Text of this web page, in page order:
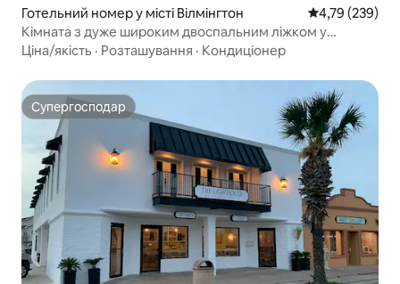
Готельний номер у місті Вілмінгтон Середня
4,79 (239)
Кімната з дуже широким двоспальним ліжком у
трикутному зрубі поблизу Вайтфейса
Ціна/якість · Розташування · Кондиціонер
Супергосподар
Супергосподар